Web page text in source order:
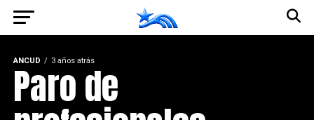
ANCUD 3 años atrás
Paro de